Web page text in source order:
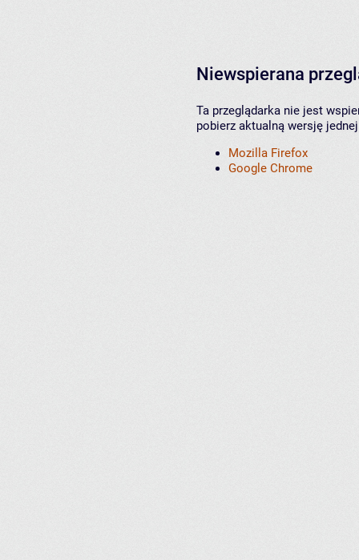
Niewspierana
Ta przeglądarka nie jest
pobierz aktualną wersję
Mozilla Firefox
Google Chrome